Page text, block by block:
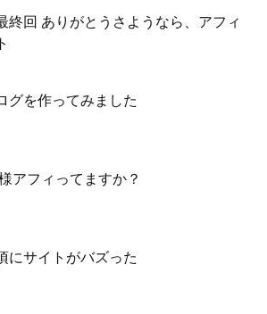
終回 ありがとうさようなら、アフィ
グを作ってみました
アフィってますか？
にサイトがバズった